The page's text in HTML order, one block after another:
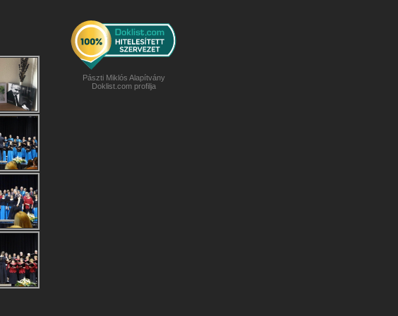
Pászti Miklós Alapítvány
Doklist.com profilja